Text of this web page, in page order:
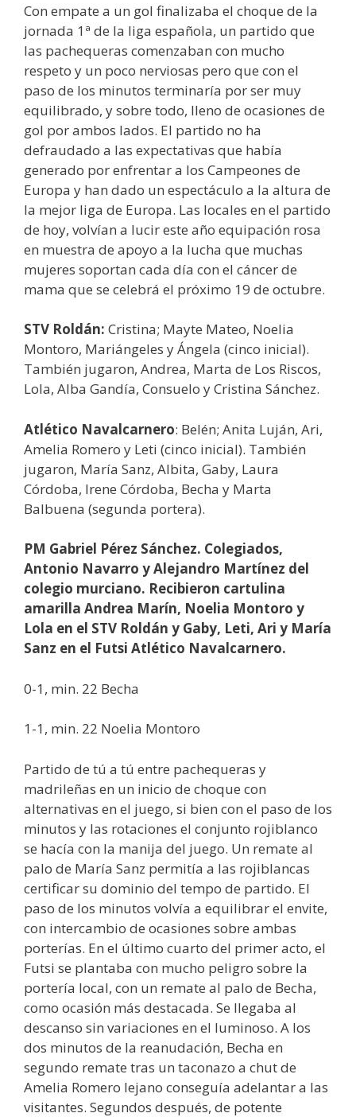
Con empate a un gol finalizaba el choque de la
jornada 1ª de la liga española, un partido que
las pachequeras comenzaban con mucho
respeto y un poco nerviosas pero que con el
paso de los minutos terminaría por ser muy
equilibrado, y sobre todo, lleno de ocasiones de
gol por ambos lados. El partido no ha
defraudado a las expectativas que había
generado por enfrentar a los Campeones de
Europa y han dado un espectáculo a la altura de
la mejor liga de Europa. Las locales en el partido
de hoy, volvían a lucir este año equipación rosa
en muestra de apoyo a la lucha que muchas
mujeres soportan cada día con el cáncer de
mama que se celebrá el próximo 19 de octubre.
STV Roldán: Cristina; Mayte Mateo, Noelia
Montoro, Mariángeles y Ángela (cinco inicial).
También jugaron, Andrea, Marta de Los Riscos,
Lola, Alba Gandía, Consuelo y Cristina Sánchez.
Atlético Navalcarnero: Belén; Anita Luján, Ari,
Amelia Romero y Leti (cinco inicial). También
jugaron, María Sanz, Albita, Gaby, Laura
Córdoba, Irene Córdoba, Becha y Marta
Balbuena (segunda portera).
PM Gabriel Pérez Sánchez. Colegiados,
Antonio Navarro y Alejandro Martínez del
colegio murciano. Recibieron cartulina
amarilla Andrea Marín, Noelia Montoro y
Lola en el STV Roldán y Gaby, Leti, Ari y María
Sanz en el Futsi Atlético Navalcarnero.
0-1, min. 22 Becha
1-1, min. 22 Noelia Montoro
Partido de tú a tú entre pachequeras y
madrileñas en un inicio de choque con
alternativas en el juego, si bien con el paso de los
minutos y las rotaciones el conjunto rojiblanco
se hacía con la manija del juego. Un remate al
palo de María Sanz permitía a las rojiblancas
certificar su dominio del tempo de partido. El
paso de los minutos volvía a equilibrar el envite,
con intercambio de ocasiones sobre ambas
porterías. En el último cuarto del primer acto, el
Futsi se plantaba con mucho peligro sobre la
portería local, con un remate al palo de Becha,
como ocasión más destacada. Se llegaba al
descanso sin variaciones en el luminoso. A los
dos minutos de la reanudación, Becha en
segundo remate tras un taconazo a chut de
Amelia Romero lejano conseguía adelantar a las
visitantes. Segundos después, de potente